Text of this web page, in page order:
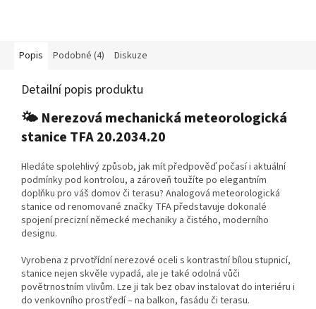
Popis Podobné (4) Diskuze
Detailní popis produktu
🌤️ Nerezová mechanická meteorologická
stanice TFA 20.2034.20
Hledáte spolehlivý způsob, jak mít předpověď počasí i aktuální
podmínky pod kontrolou, a zároveň toužíte po elegantním
doplňku pro váš domov či terasu? Analogová meteorologická
stanice od renomované značky TFA představuje dokonalé
spojení precizní německé mechaniky a čistého, moderního
designu.
Vyrobena z prvotřídní nerezové oceli s kontrastní bílou stupnicí,
stanice nejen skvěle vypadá, ale je také odolná vůči
povětrnostním vlivům. Lze ji tak bez obav instalovat do interiéru i
do venkovního prostředí – na balkon, fasádu či terasu.